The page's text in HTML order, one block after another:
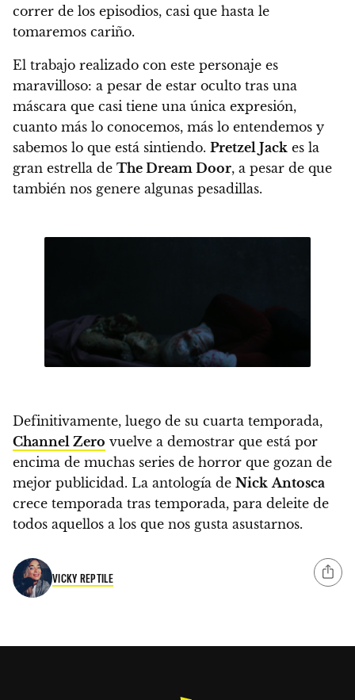
correr de los episodios, casi que hasta le
tomaremos cariño.
El trabajo realizado con este personaje es
maravilloso: a pesar de estar oculto tras una
máscara que casi tiene una única expresión,
cuanto más lo conocemos, más lo entendemos y
sabemos lo que está sintiendo. Pretzel Jack es la
gran estrella de The Dream Door, a pesar de que
también nos genere algunas pesadillas.
Definitivamente, luego de su cuarta temporada,
Channel Zero vuelve a demostrar que está por
encima de muchas series de horror que gozan de
mejor publicidad. La antología de Nick Antosca
crece temporada tras temporada, para deleite de
todos aquellos a los que nos gusta asustarnos.
VICKY REPTILE